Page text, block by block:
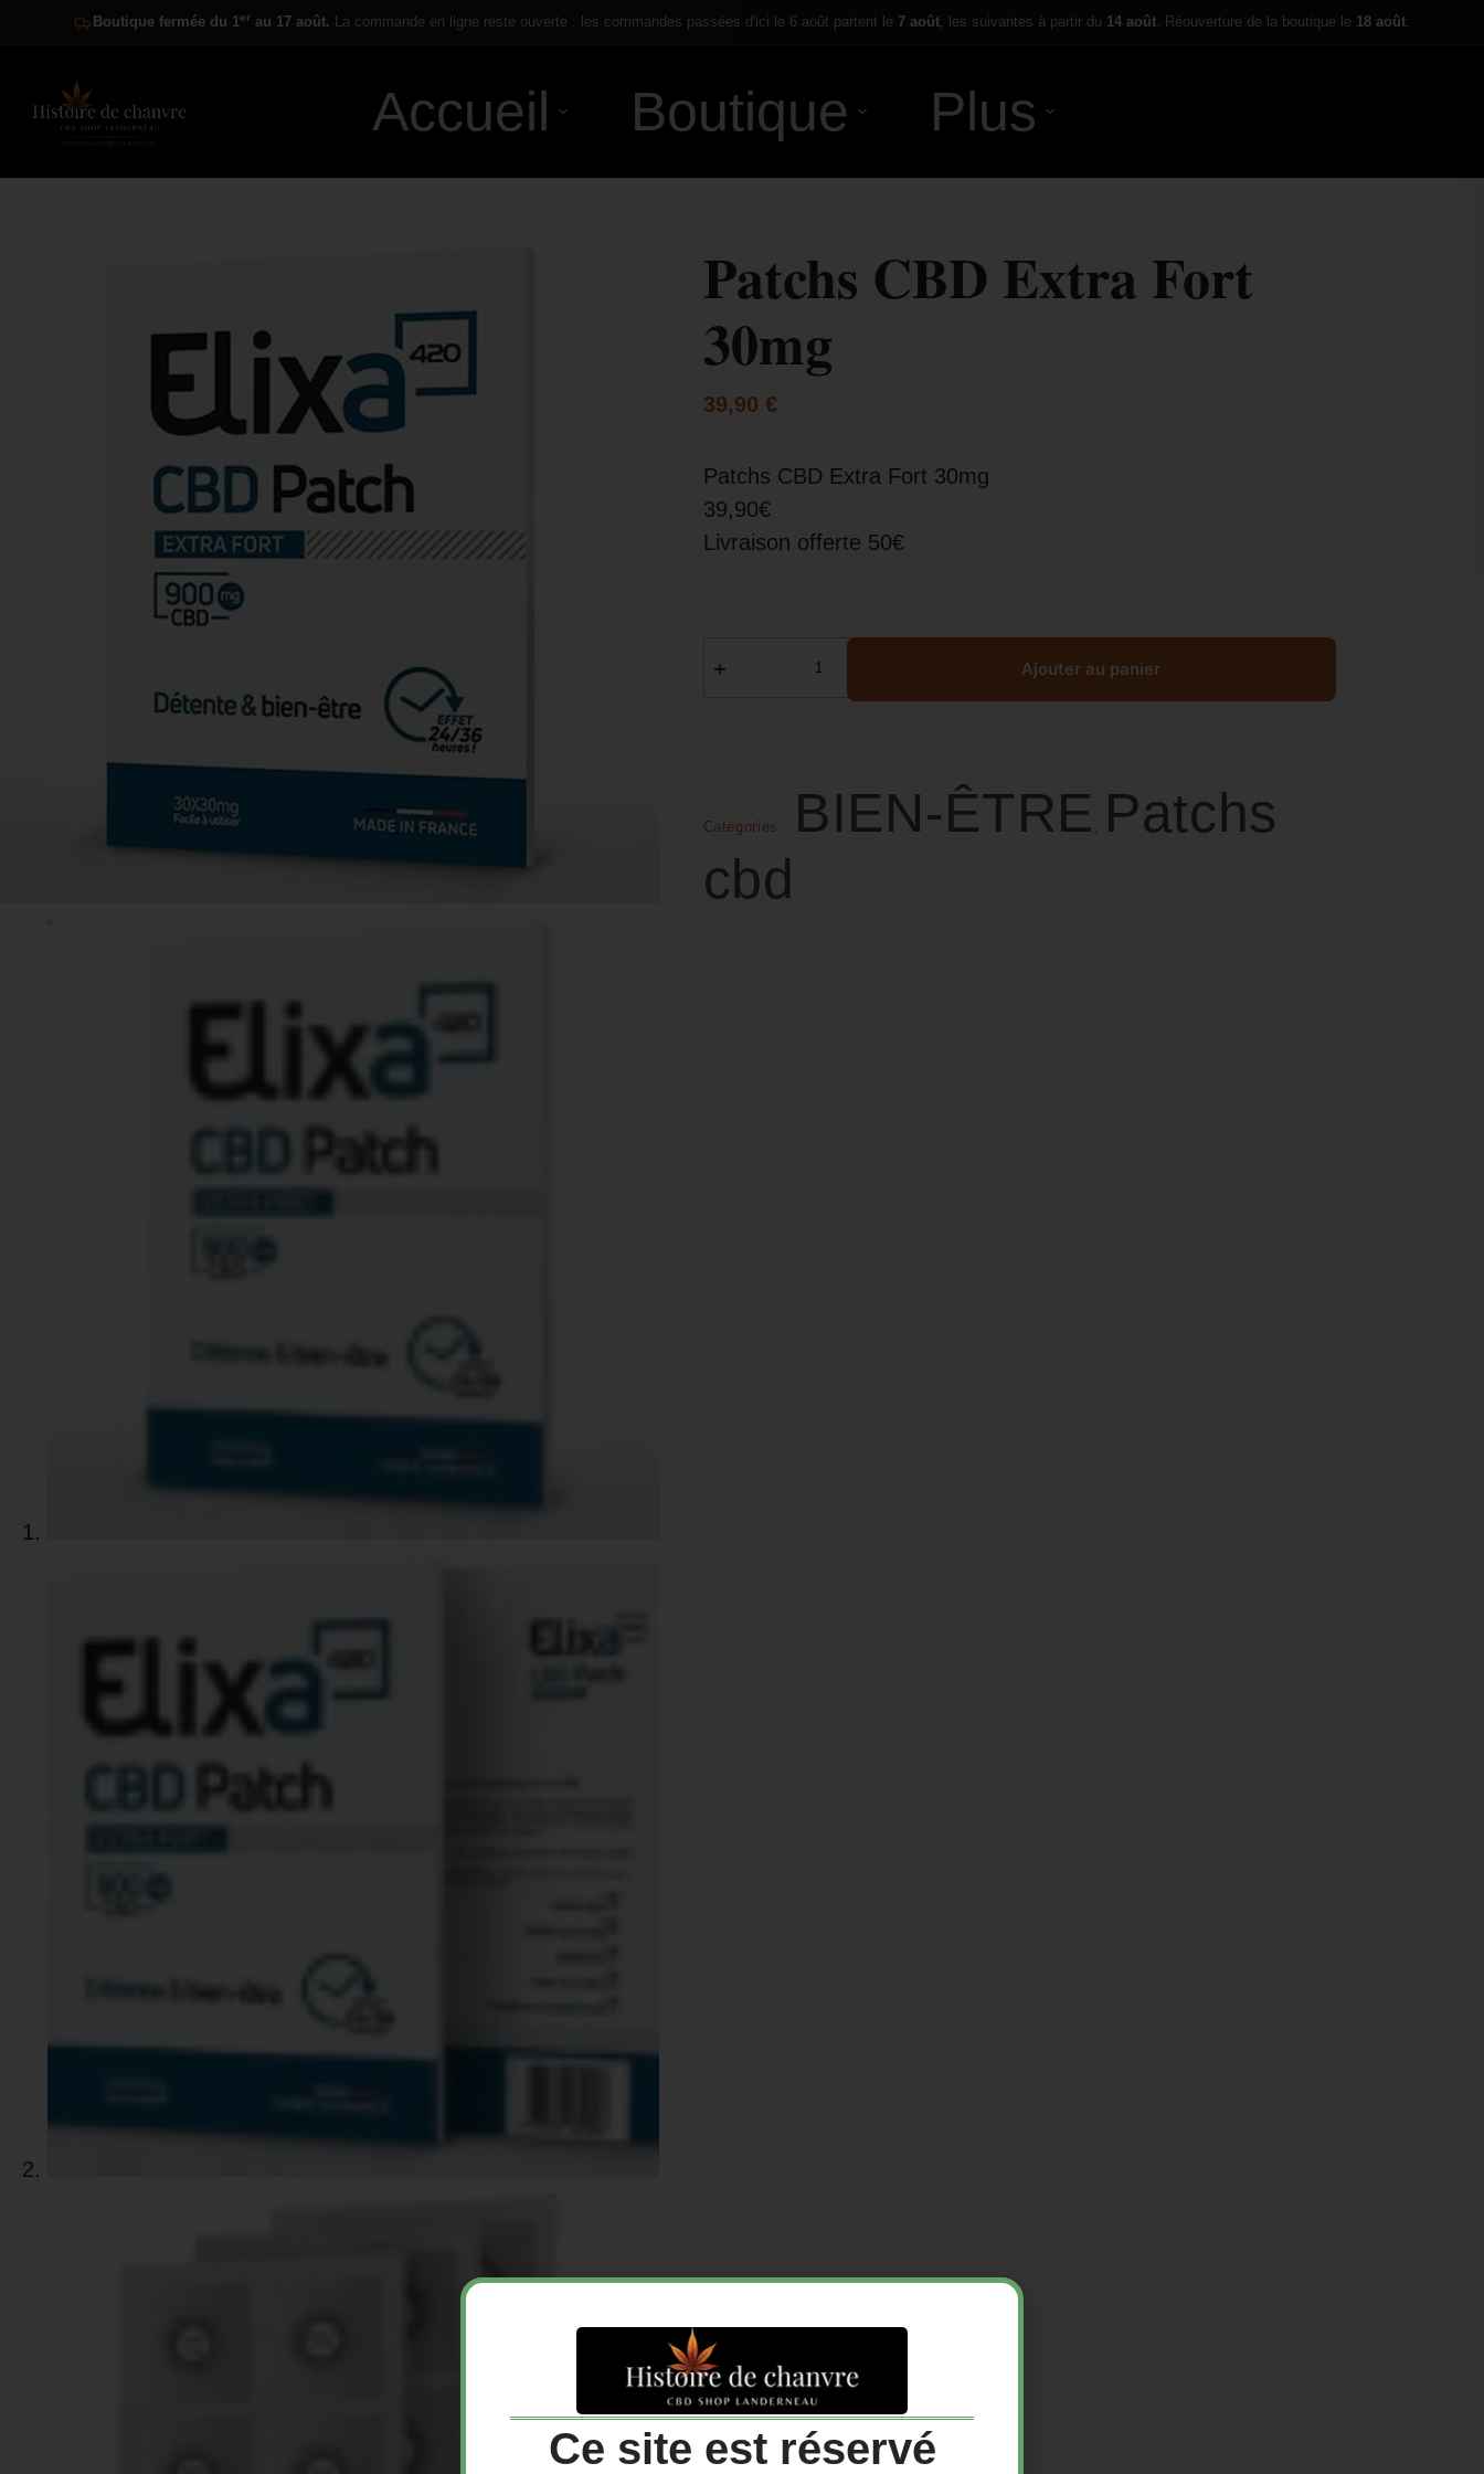
Boutique fermée du 1er au 17 août. La commande en ligne reste ouverte : les commandes passées d'ici le 6 août partent le 7 août, les suivantes à partir du 14 août. Réouverture de la boutique le 18 août.
Accueil Boutique Plus
Patchs CBD Extra Fort
30mg
39,90 €
Patchs CBD Extra Fort 30mg
39,90€
Livraison offerte 50€
Ajouter au panier
Catégories : BIEN-ÊTRE ,
Patchs
cbd
Ce site est réservé